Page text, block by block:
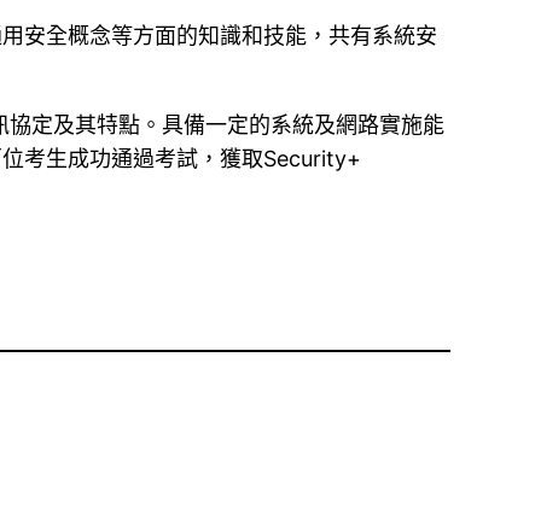
安全概念等方面的知識和技能，共有系統安
定及其特點。具備一定的系統及網路實施能
考生成功通過考試，獲取Security+